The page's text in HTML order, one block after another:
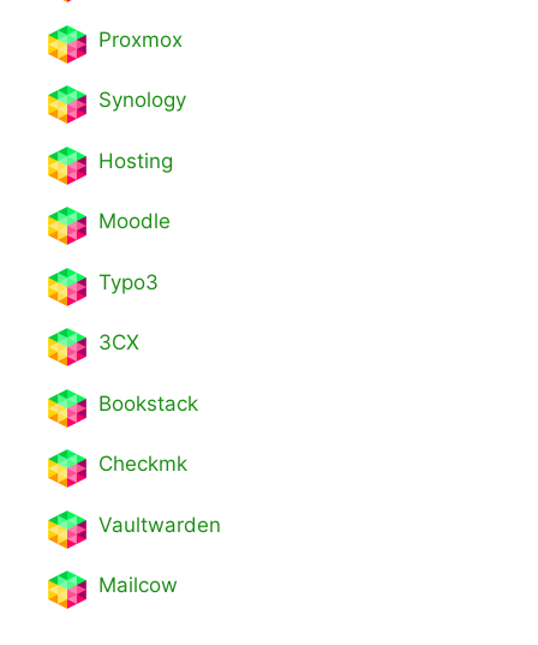
Proxmox
Synology
Hosting
Moodle
Typo3
3CX
Bookstack
Checkmk
Vaultwarden
Mailcow